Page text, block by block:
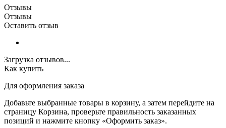
Отзывы
Отзывы
Оставить отзыв
Загрузка отзывов...
Как купить
Для оформления заказа
Добавьте выбранные товары в корзину, а затем перейдите на
страницу Корзина, проверьте правильность заказанных
позиций и нажмите кнопку «Оформить заказ».